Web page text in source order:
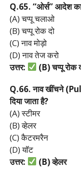
Q.65. “ओर्स”आदेश
(A) चप्पू चलाओ
(B) चप्पू रोक दो
(C) नाव मोड़ो
(D) नाव तेज करो
उत्तर:
(B)चप्पूरोक
Q.66.नावखींचने
दियाजाताहै?
(A) स्टीमर
(B) व्हेलर
(C) कैटरमरैन
(D) यॉट
उत्तर:
(B)व्हेलर